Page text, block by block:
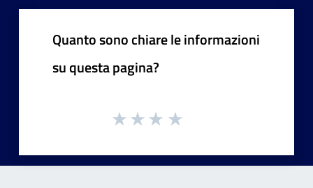
Quanto sono chiare le informazioni
su questa pagina?